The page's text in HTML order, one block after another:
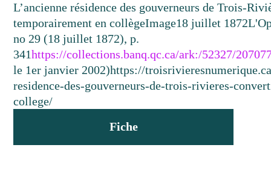
L’ancienne résidence des gouverneurs de Trois-
temporairement en collègeImage18 juillet 1872
no 29 (18 juillet 1872), p.
341https://collections.banq.qc.ca/ark:/52327/
le 1er janvier 2002)https://
residence-des-gouverneurs-de-trois-rivieres-
college/
Fiche